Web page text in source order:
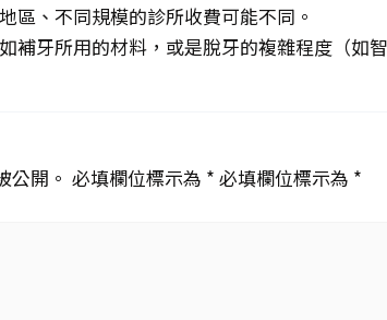
區、不同規模的診所收費可能不同。
補牙所用的材料，或是脫牙的複雜程度（如
公開。 必填欄位標示為 * 必填欄位標示為 *